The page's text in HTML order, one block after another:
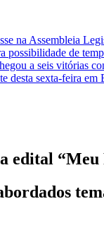
na Assembleia
possibilidade de
a seis vitórias
desta sexta-feira em
edital